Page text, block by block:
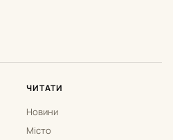
ЧИТАТИ
Новини
Місто